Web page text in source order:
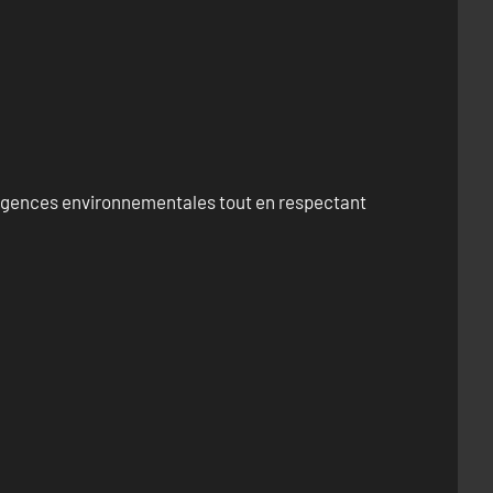
environnementales tout en respectant